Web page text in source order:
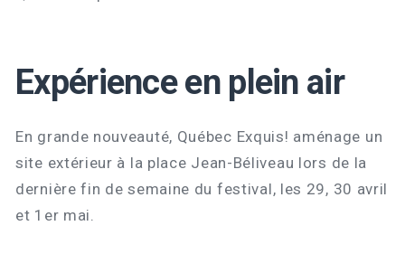
Expérience en plein air
En grande nouveauté, Québec Exquis! aménage un
site extérieur à la place Jean-Béliveau lors de la
dernière fin de semaine du festival, les 29, 30 avril
et 1er mai.